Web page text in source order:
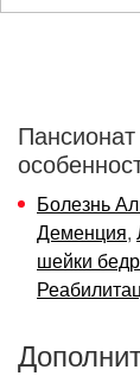
Болезнь
Деменция,
шейки